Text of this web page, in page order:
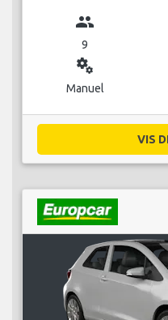
group
9
miscellaneous_services
Manuel
VIS